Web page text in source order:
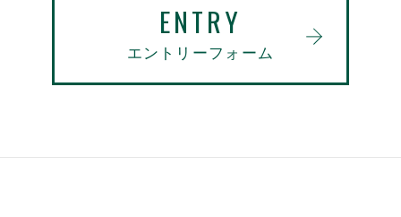
ENTRY
エントリーフォーム